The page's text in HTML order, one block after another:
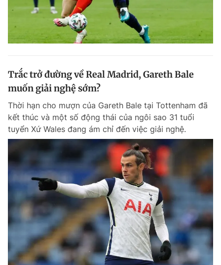
Trắc trở đường về Real Madrid, Gareth Bale
muốn giải nghệ sớm?
Thời hạn cho mượn của Gareth Bale tại Tottenham đã
kết thúc và một số động thái của ngôi sao 31 tuổi
tuyển Xứ Wales đang ám chỉ đến việc giải nghệ.